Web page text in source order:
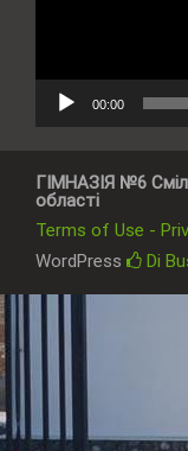
00:00
ГІМНАЗІЯ №6
області
Terms of Use -
WordPress
Di